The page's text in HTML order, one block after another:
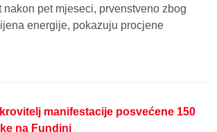
nakon pet mjeseci, prvenstveno zbog
energije, pokazuju procjene
manifestacije posvećene 150
na Fundini